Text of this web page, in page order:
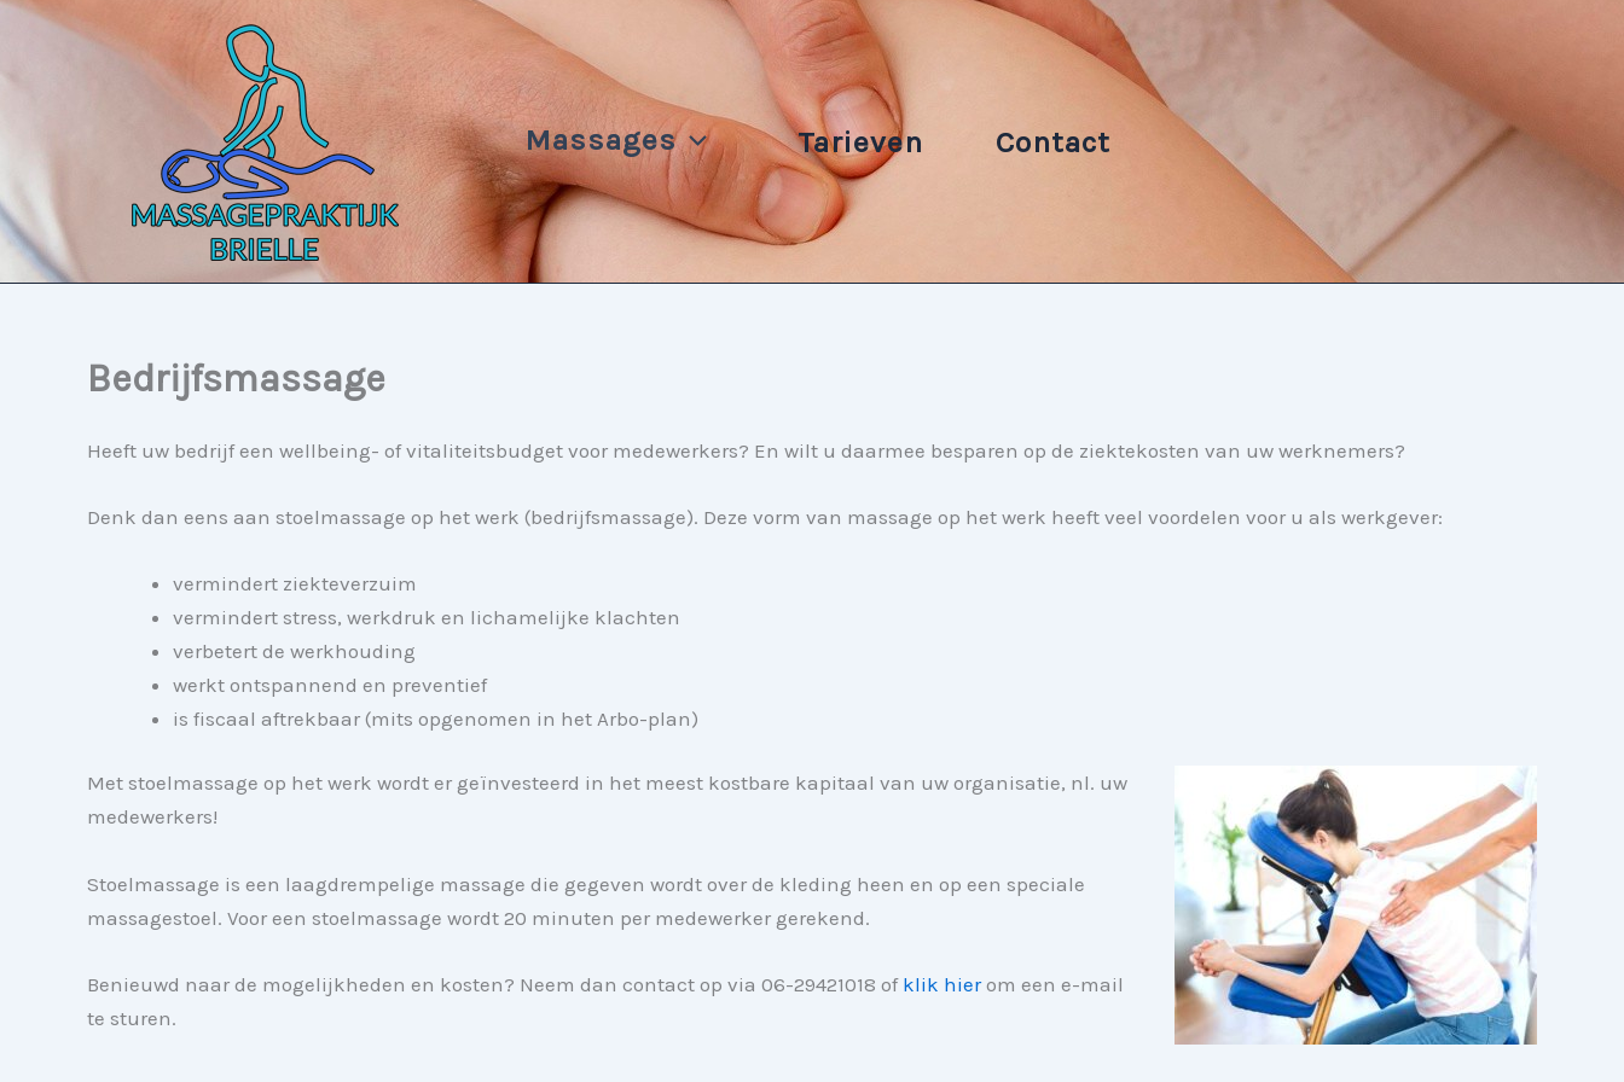
Ga
Massages Tarieven Contact
Bedrijfsmassage
Heeft uw bedrijf een wellbeing- of vitaliteitsbudget voor medewerkers? En wilt u daarmee besparen op de ziektekosten van uw werknemers?
Denk dan eens aan stoelmassage op het werk (bedrijfsmassage). Deze vorm van massage op het werk heeft veel voordelen voor u als werkgever:
vermindert ziekteverzuim
vermindert stress, werkdruk en lichamelijke klachten
verbetert de werkhouding
werkt ontspannend en preventief
is fiscaal aftrekbaar (mits opgenomen in het Arbo-plan)
Met stoelmassage op het werk wordt er geïnvesteerd in het meest kostbare kapitaal van uw organisatie, nl. uw
medewerkers!
Stoelmassage is een laagdrempelige massage die gegeven wordt over de kleding heen en op een speciale
massagestoel. Voor een stoelmassage wordt 20 minuten per medewerker gerekend.
Benieuwd naar de mogelijkheden en kosten? Neem dan contact op via 06-29421018 of klik hierom een e-mail
te sturen.